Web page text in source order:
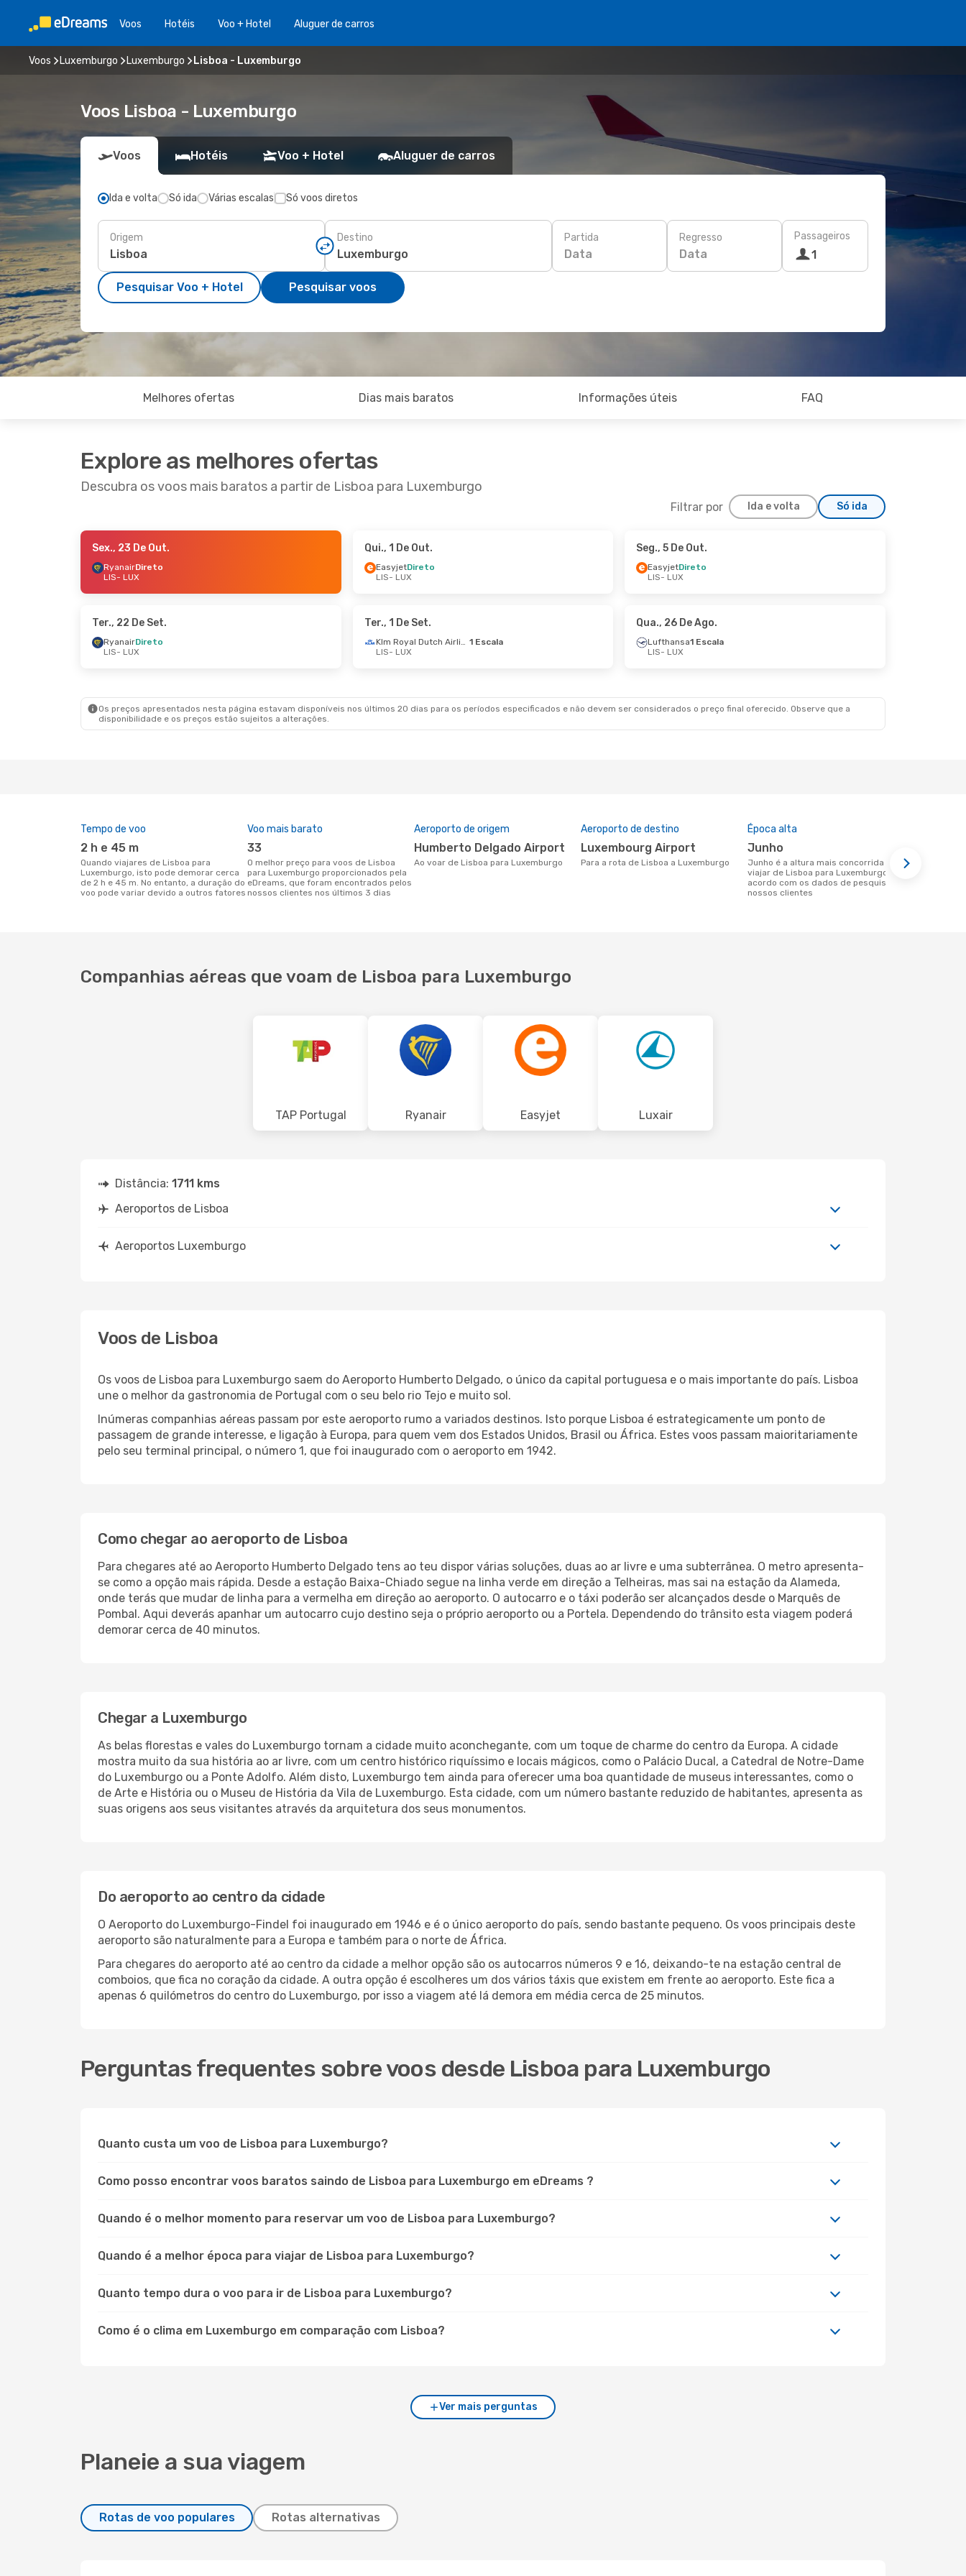
Voos Hotéis Voo + Hotel Aluguer de carros
Voos Luxemburgo Luxemburgo Lisboa - Luxemburgo
Voos Lisboa - Luxemburgo
Voos Hotéis Voo + Hotel Aluguer de carros
Ida e volta Só ida Várias escalas Só voos diretos
Origem Destino Partida
Data
Regresso
Data
Passageiros
1
Pesquisar Voo + Hotel Pesquisar voos
Melhores ofertas Dias mais baratos Informações úteis FAQ
Explore as melhores ofertas
Descubra os voos mais baratos a partir de Lisboa para Luxemburgo
Filtrar por Ida e volta Só ida
- Ter., 27 De Out. - Ter., 13 De Out. - Seg., 28 De Set.
- Ter., 22 De Set. - Qui., 27 De Ago.
LUX
- LIS
- Ter., 8 De Set.
LUX
- LIS
Sex., 23 De Out.
RyanairDireto
LIS- LUX
Qui., 1 De Out.
EasyjetDireto
LIS- LUX
Seg., 5 De Out.
EasyjetDireto
LIS- LUX
Ter., 22 De Set.
RyanairDireto
LIS- LUX
Ter., 1 De Set.
Klm Royal Dutch Airlines 1 Escala
LIS- LUX
Qua., 26 De Ago.
Lufthansa1 Escala
LIS- LUX
Os preços apresentados nesta página estavam disponíveis nos últimos 20 dias para os períodos especificados e não devem ser considerados o preço final oferecido. Observe que a
disponibilidade e os preços estão sujeitos a alterações.
Tempo de voo
2 h e 45 m
Quando viajares de Lisboa para
Luxemburgo, isto pode demorar cerca
de 2 h e 45 m. No entanto, a duração do
voo pode variar devido a outros fatores
Voo mais barato
33
O melhor preço para voos de Lisboa
para Luxemburgo proporcionados pela
eDreams, que foram encontrados pelos
nossos clientes nos últimos 3 dias
Aeroporto de origem
Humberto Delgado Airport
Ao voar de Lisboa para Luxemburgo
Aeroporto de destino
Luxembourg Airport
Para a rota de Lisboa a Luxemburgo
Época alta
junho
junho é a altura mais concorrida para
viajar de Lisboa para Luxemburgo de
acordo com os dados de pesquisa dos
nossos clientes
Companhias aéreas que voam de Lisboa para Luxemburgo
TAP Portugal Ryanair Easyjet Luxair
Distância: 1711 kms
Aeroportos de Lisboa
Aeroportos Luxemburgo
Voos de Lisboa
Os voos de Lisboa para Luxemburgo saem do Aeroporto Humberto Delgado, o único da capital portuguesa e o mais importante do país. Lisboa
une o melhor da gastronomia de Portugal com o seu belo rio Tejo e muito sol.
Inúmeras companhias aéreas passam por este aeroporto rumo a variados destinos. Isto porque Lisboa é estrategicamente um ponto de
passagem de grande interesse, e ligação à Europa, para quem vem dos Estados Unidos, Brasil ou África. Estes voos passam maioritariamente
pelo seu terminal principal, o número 1, que foi inaugurado com o aeroporto em 1942.
Como chegar ao aeroporto de Lisboa
Para chegares até ao Aeroporto Humberto Delgado tens ao teu dispor várias soluções, duas ao ar livre e uma subterrânea. O metro apresenta-
se como a opção mais rápida. Desde a estação Baixa-Chiado segue na linha verde em direção a Telheiras, mas sai na estação da Alameda,
onde terás que mudar de linha para a vermelha em direção ao aeroporto. O autocarro e o táxi poderão ser alcançados desde o Marquês de
Pombal. Aqui deverás apanhar um autocarro cujo destino seja o próprio aeroporto ou a Portela. Dependendo do trânsito esta viagem poderá
demorar cerca de 40 minutos.
Chegar a Luxemburgo
As belas florestas e vales do Luxemburgo tornam a cidade muito aconchegante, com um toque de charme do centro da Europa. A cidade
mostra muito da sua história ao ar livre, com um centro histórico riquíssimo e locais mágicos, como o Palácio Ducal, a Catedral de Notre-Dame
do Luxemburgo ou a Ponte Adolfo. Além disto, Luxemburgo tem ainda para oferecer uma boa quantidade de museus interessantes, como o
de Arte e História ou o Museu de História da Vila de Luxemburgo. Esta cidade, com um número bastante reduzido de habitantes, apresenta as
suas origens aos seus visitantes através da arquitetura dos seus monumentos.
Do aeroporto ao centro da cidade
O Aeroporto do Luxemburgo-Findel foi inaugurado em 1946 e é o único aeroporto do país, sendo bastante pequeno. Os voos principais deste
aeroporto são naturalmente para a Europa e também para o norte de África.
Para chegares do aeroporto até ao centro da cidade a melhor opção são os autocarros números 9 e 16, deixando-te na estação central de
comboios, que fica no coração da cidade. A outra opção é escolheres um dos vários táxis que existem em frente ao aeroporto. Este fica a
apenas 6 quilómetros do centro do Luxemburgo, por isso a viagem até lá demora em média cerca de 25 minutos.
Perguntas frequentes sobre voos desde Lisboa para Luxemburgo
Quanto custa um voo de Lisboa para Luxemburgo?
Como posso encontrar voos baratos saindo de Lisboa para Luxemburgo em eDreams ?
Quando é o melhor momento para reservar um voo de Lisboa para Luxemburgo?
Quando é a melhor época para viajar de Lisboa para Luxemburgo?
Quanto tempo dura o voo para ir de Lisboa para Luxemburgo?
Como é o clima em Luxemburgo em comparação com Lisboa?
Ver mais perguntas
Planeie a sua viagem
Rotas de voo populares Rotas alternativas